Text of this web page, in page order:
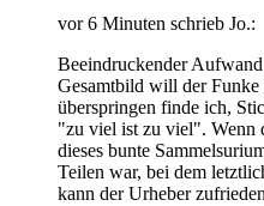
vor 6 Minuten schrieb Jo.:
Beeindruckender
Gesamtbild will der
überspringen finde ich,
"zu viel ist zu viel". Wenn
dieses bunte
Teilen war, bei dem
kann der Urheber